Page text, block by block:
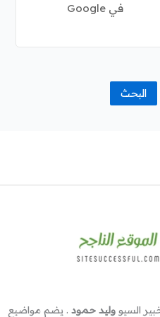
في Google
البحث
السيو وليد حمود . يضم مواضيع